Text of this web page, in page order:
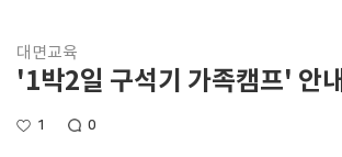
대면교육
'1박2일 구석기 가족캠프' 안내
1 0